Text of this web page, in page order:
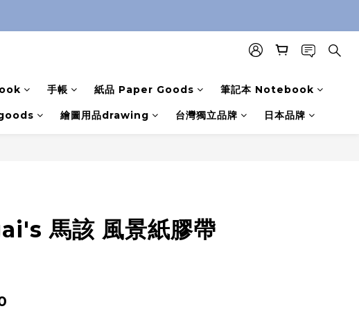
手帳 紙品 Paper Goods 筆記本 Notebook
繪圖用品drawing 台灣獨立品牌 日本品牌
馬該 風景紙膠帶